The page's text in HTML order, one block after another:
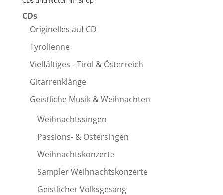
CDs
Originelles auf CD
Tyrolienne
Vielfältiges - Tirol & Österreich
Gitarrenklänge
Geistliche Musik & Weihnachten
Weihnachtssingen
Passions- & Ostersingen
Weihnachtskonzerte
Sampler Weihnachtskonzerte
Geistlicher Volksgesang